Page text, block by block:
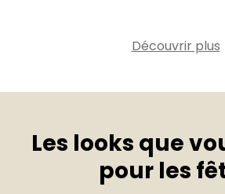
Découvrir plus
Les looks que
pour les